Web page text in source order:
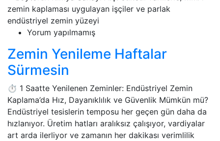
Yorum yapılmamış
Zemin Yenileme Haftalar
Sürmesin
⏱️ 1 Saatte Yenilenen Zeminler: Endüstriyel Zemin
Kaplama’da Hız, Dayanıklılık ve Güvenlik Mümkün mü?
Endüstriyel tesislerin temposu her geçen gün daha da
hızlanıyor. Üretim hatları aralıksız çalışıyor, vardiyalar
art arda ilerliyor ve zamanın her dakikası verimlilik